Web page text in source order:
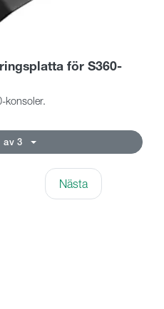
för S360-
konsoler.
av 3
Nästa